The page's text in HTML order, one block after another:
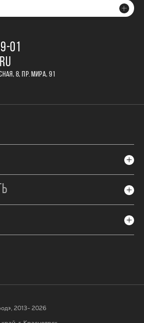
8, ПР. МИРА, 91
2013- 2026